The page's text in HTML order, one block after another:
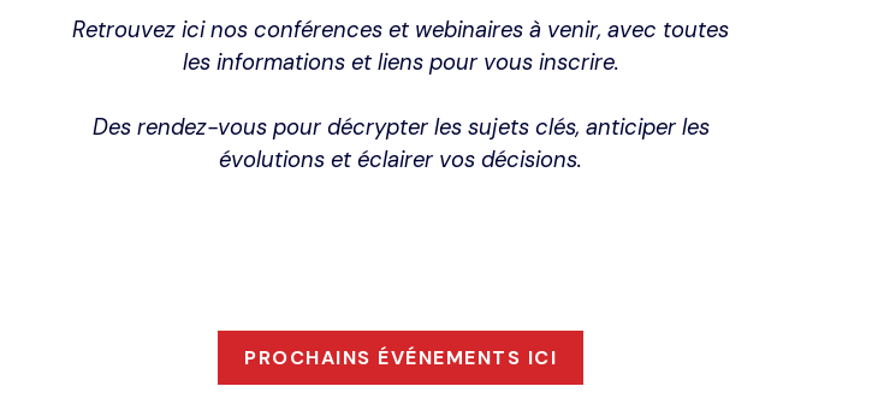
Retrouvez ici nos conférences et webinaires à venir, avec toutes
les informations et liens pour vous inscrire.
Des rendez-vous pour décrypter les sujets clés, anticiper les
évolutions et éclairer vos décisions.
PROCHAINS ÉVÉNEMENTS ICI